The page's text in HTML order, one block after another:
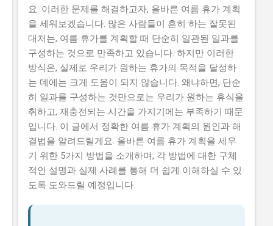
연장 공고는 중소벤처기업부 에서 추진하는 사업으로, 중
소기업의 경쟁력을 강화하고 일자리를 창출하는 것을 목
표로 합니다. 지원 규모는 총 5천만 원 이고, 연간 선발 인
원은 100개사 입니다. 경쟁률은 10:1 로 높습니다. 유사 사
업과 비교 (예비 초기 등 구체적 차이점) 2026년 -브랜드
챌린지 참여기업 모집 연장 공고와 유사한 사업으...
요. 이러한 문제를 해결하고자, 올바른 여름 휴가 계획
을 세워보겠습니다. 많은 사람들이 흔히 하는 잘못된
대처는, 여름 휴가를 계획할 때 단순히 일관된 일과를
구성하는 것으로 만족하고 있습니다. 하지만 이러한
방식은, 실제로 우리가 원하는 휴가의 목적을 달성하
는 데에는 크게 도움이 되지 않습니다. 왜냐하면, 단순
히 일과를 구성하는 것만으로는 우리가 원하는 휴식을
취하고, 재충전되는 시간을 가지기에는 부족하기 때문
입니다. 이 글에서 정확한 여름 휴가 계획의 원인과 해
결법을 알려드릴게요. 올바른 여름 휴가 계획을 세우
기 위한 5가지 방법을 소개하며, 각 방법에 대한 구체
적인 설명과 실제 사례를 통해 더 쉽게 이해하실 수 있
도록 도와드릴 예정입니다.